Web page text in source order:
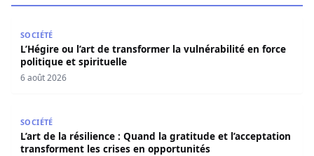
SOCIÉTÉ
L’Hégire ou l’art de transformer la vulnérabilité en force
politique et spirituelle
6 août 2026
SOCIÉTÉ
L’art de la résilience : Quand la gratitude et l’acceptation
transforment les crises en opportunités